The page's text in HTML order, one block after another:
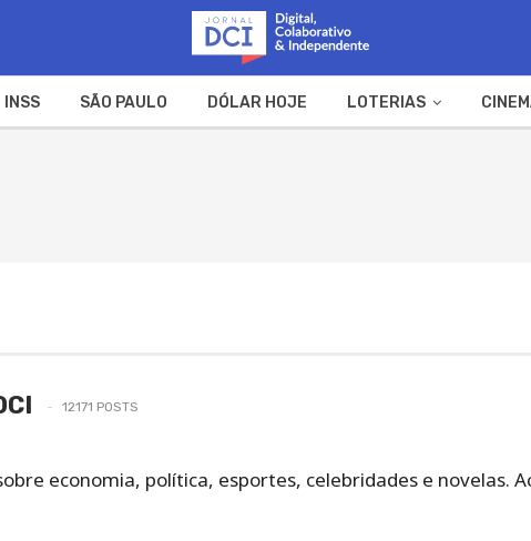
INSS SÃO PAULO DÓLAR HOJE LOTERIAS
12171 POSTS
economia, política, esportes, celebridades e novelas.